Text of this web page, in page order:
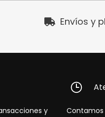
Envíos y
y